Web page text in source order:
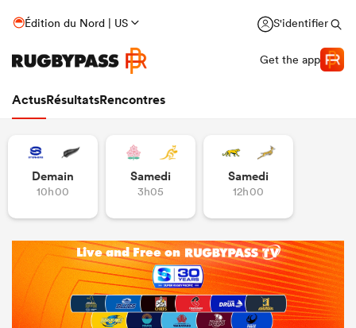
Édition du Nord | US S'identifier
Get the app
ActusRésultatsRencontres
Demain
10h00
Samedi
3h05
Samedi
12h00